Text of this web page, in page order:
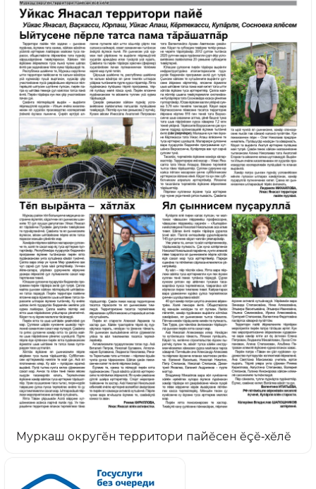
Муркаш округĕн территори пайĕсен ĕçĕ‑хĕлĕ